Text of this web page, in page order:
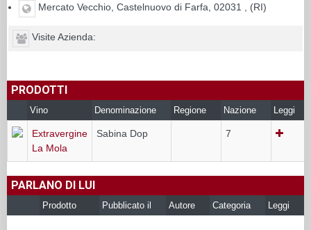
Mercato Vecchio, Castelnuovo di Farfa, 02031 , (RI)
Visite Azienda:
PRODOTTI
Vino Denominazione Regione Nazione Leggi
Extravergine
La Mola
Sabina Dop 7
PARLANO DI LUI
Prodotto Pubblicato il Autore Categoria Leggi